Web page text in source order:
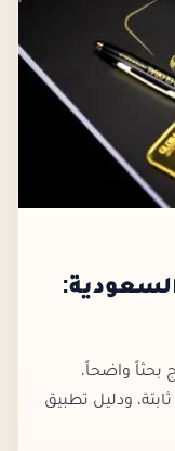
بحثاً واضحاً،
ودليل تطبيق